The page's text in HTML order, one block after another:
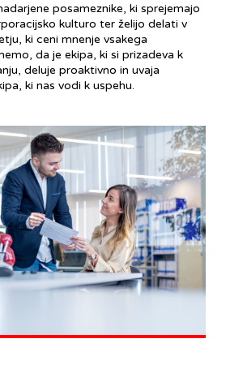
posameznike, ki sprejemajo
kulturo ter želijo delati v
ki ceni mnenje vsakega
da je ekipa, ki si prizadeva k
deluje proaktivno in uvaja
ki nas vodi k uspehu.